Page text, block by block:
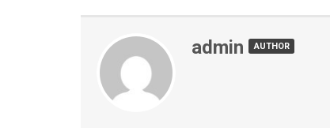
admin AUTHOR